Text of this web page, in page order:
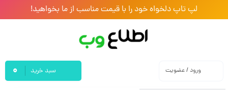
لپ تاپ دلخواه خود را با قیمت مناسب از ما بخواهید!
ورود / عضویت سبد خرید 0